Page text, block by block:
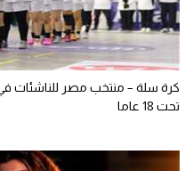
كرة سلة – منتخب مصر للناشئات
تحت 18 عاما